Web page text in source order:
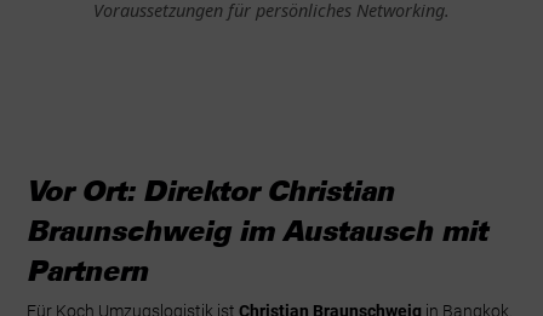
Voraussetzungen für persönliches Networking.
Vor Ort: Direktor Christian
Braunschweig im Austausch mit
Partnern
Für Koch Umzugslogistik istChristian Braunschweig in Bangkok.